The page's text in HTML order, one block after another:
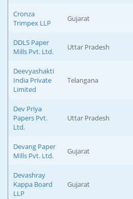
Cronza
Trimpex LLP
Gujarat
DDLS Paper
Mills Pvt. Ltd.
Uttar Pradesh
Deevyashakti
India Private
Limited
Telangana
Dev Priya
Papers Pvt.
Ltd.
Uttar Pradesh
Devang Paper
Mills Pvt. Ltd.
Gujarat
Devashray
Kappa Board
LLP
Gujarat